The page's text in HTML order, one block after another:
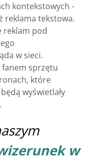
kontekstowych -
reklama tekstowa.
reklam pod
w sieci.
fanem sprzętu
które
wyświetlały
w